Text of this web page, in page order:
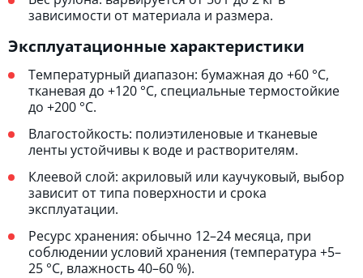
зависимости от материала и размера.
Эксплуатационные характеристики
Температурный диапазон: бумажная до +60 °C,
тканевая до +120 °C, специальные термостойкие
до +200 °C.
Влагостойкость: полиэтиленовые и тканевые
ленты устойчивы к воде и растворителям.
Клеевой слой: акриловый или каучуковый, выбор
зависит от типа поверхности и срока
эксплуатации.
Ресурс хранения: обычно 12–24 месяца, при
соблюдении условий хранения (температура +5–
25 °C, влажность 40–60 %).